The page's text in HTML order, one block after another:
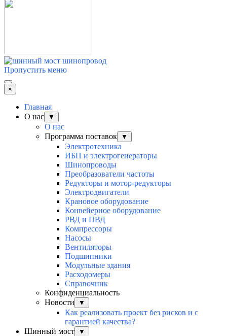
Пропустить меню
×
Главная
О нас
▼
О нас
Программа поставок
▼
Электротехника
ИБП и электрогенераторы
Шинопроводы
Преобразователи частоты
Редукторы и мотор-редукторы
Электродвигатели
Крановое оборудование
Конвейерное оборудование
РВД и ПВД
Компрессоры
Насосы
Вентиляторы
Подшипники
Модульные здания
Расходомеры
Справочник
Конфиденциальность
Новости
▼
Как реализовать проект без рисков и с
гарантией качества?
Шинный мост
▼